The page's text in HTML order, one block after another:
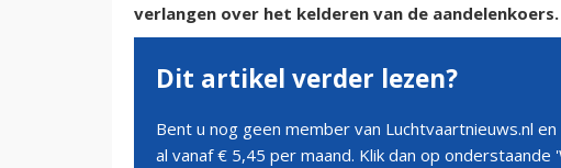
verlangen over het kelderen van de aandelenkoers.
Dit artikel verder lezen?
Bent u nog geen member van Luchtvaartnieuws.nl
al vanaf € 5,45 per maand. Klik dan op